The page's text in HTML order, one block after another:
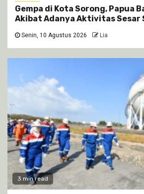
Gempa di Kota Sorong, Papua
Akibat Adanya Aktivitas Sesar
Senin, 10 Agustus 2026 Lia
3 min read